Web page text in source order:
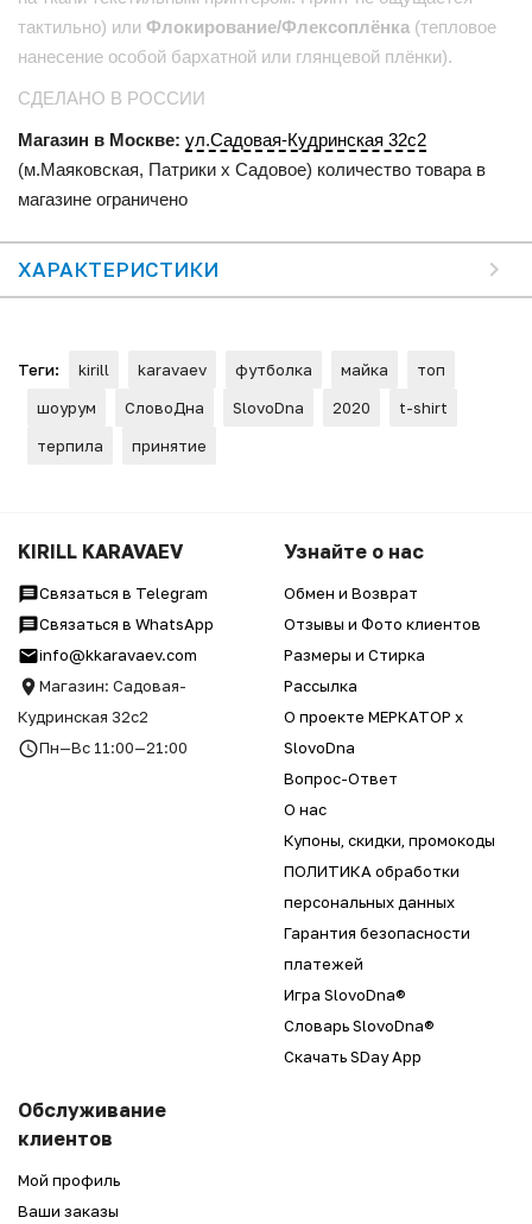
тактильно) или Флокирование/Флексоплёнка (тепловое
нанесение особой бархатной или глянцевой плёнки).
СДЕЛАНО В РОССИИ
Магазин в Москве: ул.Садовая-Кудринская 32с2
(м.Маяковская, Патрики x Садовое) количество товара в
магазине ограничено
ХАРАКТЕРИСТИКИ
Теги: kirill karavaev футболка майка
топ
шоурум
СловоДна SlovoDna 2020
t-shirt
терпила
принятие
KIRILL KARAVAEV
Связаться в Telegram
Связаться в WhatsApp
info@kkaravaev.com
Магазин: Садовая-
Кудринская 32с2
Пн—Вс 11:00—21:00
Узнайте о нас
Обмен и Возврат
Отзывы и Фото клиентов
Размеры и Стирка
Рассылка
О проекте МЕРКАТОР x
SlovoDna
Вопрос-Ответ
О нас
Купоны, скидки, промокоды
ПОЛИТИКА обработки
персональных данных
Гарантия безопасности
платежей
Игра SlovoDna®
Словарь SlovoDna®
Скачать SDay App
Обслуживание
клиентов
Мой профиль
Ваши заказы